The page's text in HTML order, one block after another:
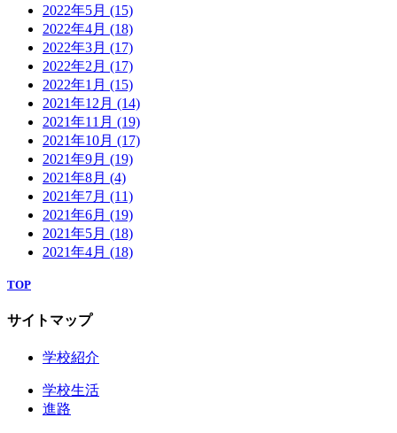
2022年5月 (15)
2022年4月 (18)
2022年3月 (17)
2022年2月 (17)
2022年1月 (15)
2021年12月 (14)
2021年11月 (19)
2021年10月 (17)
2021年9月 (19)
2021年8月 (4)
2021年7月 (11)
2021年6月 (19)
2021年5月 (18)
2021年4月 (18)
TOP
サイトマップ
学校紹介
学校生活
進路